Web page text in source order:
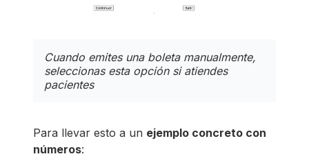
Cuando emites una boleta manualmente,
seleccionas esta opción si atiendes
pacientes
Para llevar esto a un ejemplo concreto con
números: